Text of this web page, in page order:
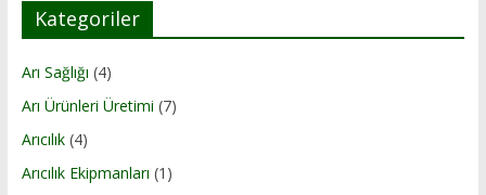
Kategoriler
Arı Sağlığı (4)
Arı Ürünleri Üretimi (7)
Arıcılık(4)
Arıcılık Ekipmanları (1)